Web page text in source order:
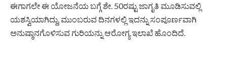
ಈಗಾಗಲೇ ಈ ಯೋಜನೆಯ ಬಗ್ಗೆ ಶೇ. 50ರಷ್ಟು ಜಾಗೃತಿ ಮೂಡಿಸುವಲ್ಲಿ
ಯಶಸ್ವಿಯಾಗಿದ್ದು, ಮುಂಬರುವ ದಿನಗಳಲ್ಲಿ ಇದನ್ನು ಸಂಪೂರ್ಣವಾಗಿ
ಅನುಷ್ಠಾನಗೊಳಿಸುವ ಗುರಿಯನ್ನು ಆರೋಗ್ಯ ಇಲಾಖೆ ಹೊಂದಿದೆ.